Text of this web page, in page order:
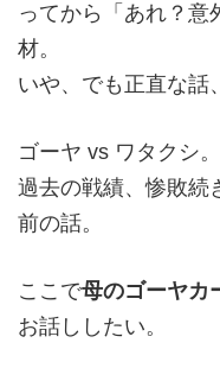
ってから「あれ？意
材。
いや、でも正直な話
ゴーヤ vs ワタクシ。
過去の戦績、惨敗続
前の話。
ここで母のゴーヤカ
お話ししたい。